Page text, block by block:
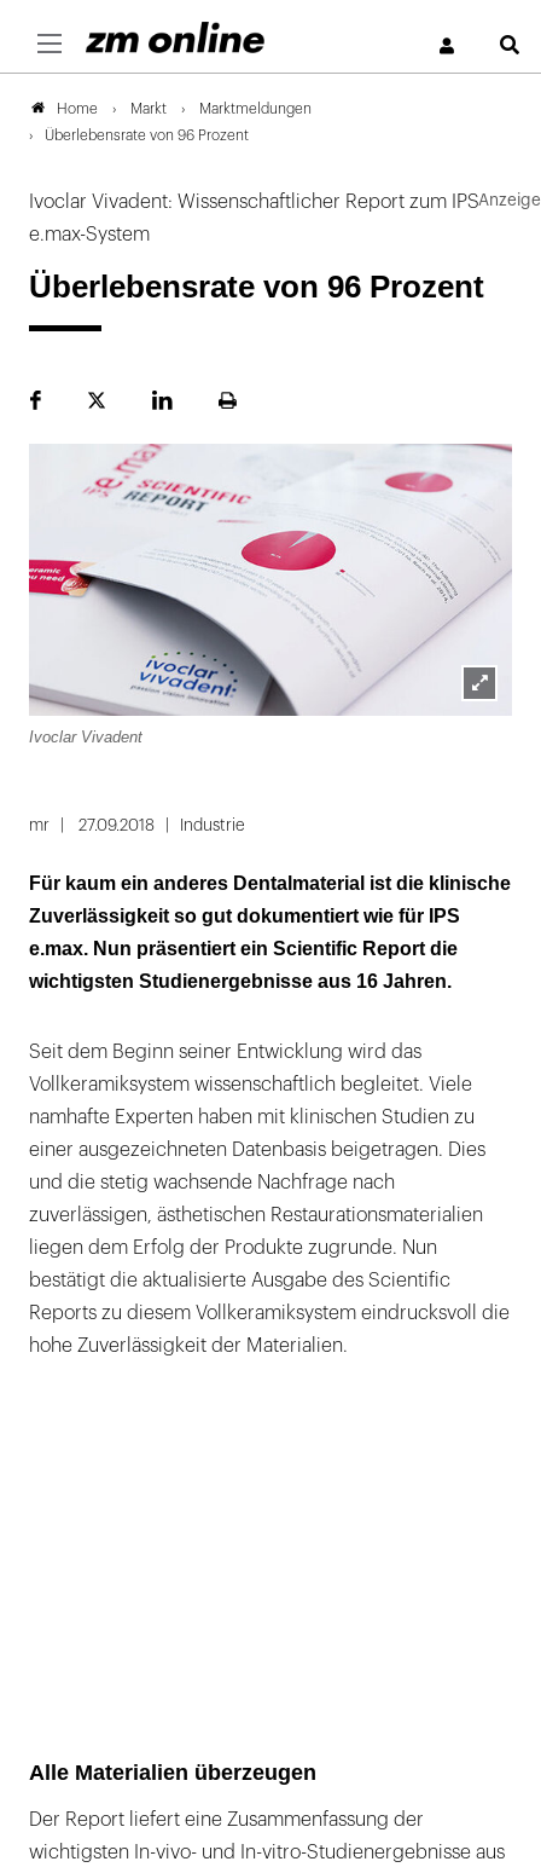
Home Markt
Marktmeldungen
Überlebensrate von 96 Prozent
Ivoclar Vivadent: Wissenschaftlicher Report zum IPS
e.max-System
Überlebensrate von 96 Prozent
FacebookPlattformLinekdInSeite
Lightbox
Ivoclar Vivadent
mr 27.09.2018 Industrie
Für kaum ein anderes Dentalmaterial ist die klinische
Zuverlässigkeit so gut dokumentiert wie für IPS
e.max. Nun präsentiert ein Scientific Report die
wichtigsten Studienergebnisse aus 16 Jahren.
Seit dem Beginn seiner Entwicklung wird das
Vollkeramiksystem wissenschaftlich begleitet. Viele
namhafte Experten haben mit klinischen Studien zu
einer ausgezeichneten Datenbasis beigetragen. Dies
und die stetig wachsende Nachfrage nach
zuverlässigen, ästhetischen Restaurationsmaterialien
liegen dem Erfolg der Produkte zugrunde. Nun
bestätigt die aktualisierte Ausgabe des Scientific
Reports zu diesem Vollkeramiksystem eindrucksvoll die
hohe Zuverlässigkeit der Materialien.
Alle Materialien überzeugen
Der Report liefert eine Zusammenfassung der
wichtigsten In-vivo- und In-vitro-Studienergebnisse aus